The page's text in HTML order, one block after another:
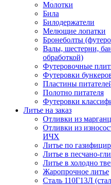
Молотки
Била
Билодержатели
Мелющие лопатки
Бронеболты
Валы, шестерни,
обработкой)
Футеровочные
Футеровки
Пластины
Полотно питателя
Футеровки
Литье на заказ
Отливки из
Отливки из
ИЧХ
Литье по
Литье в песчано-
Литье в холодно
Жаропрочное литье
Сталь 110Г13Л